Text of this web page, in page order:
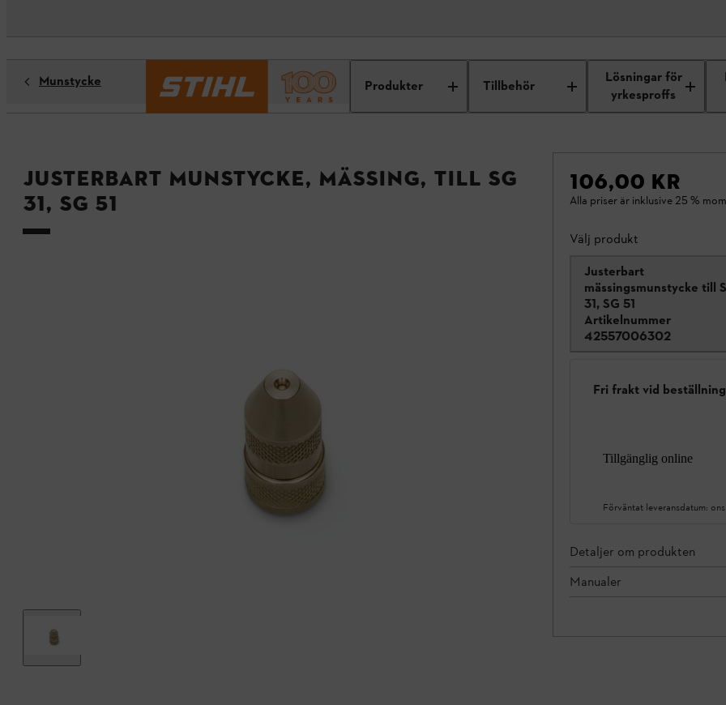
Produkter Tillbehör
Lösningar för
yrkesproffs
Munstycke
Justerbart munstycke, mässing, till SG
31, SG 51
106,00 KR
Alla priser är inklusive 25 %
Välj produkt
Justerbart
mässingsmunstycke till
31, SG 51
Artikelnummer
42557006302
Fri frakt vid
Tillgänglig online
Förväntat leveransdatum:
Detaljer om produkten
Manualer